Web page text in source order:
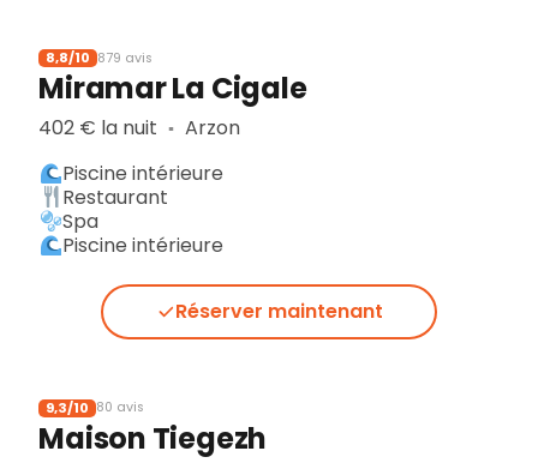
8,8/10 879 avis
Miramar La Cigale
402 € la nuit ▪︎ Arzon
Piscine intérieure
Restaurant
Spa
Piscine intérieure
Réserver maintenant
9,3/10 80 avis
Maison Tiegezh